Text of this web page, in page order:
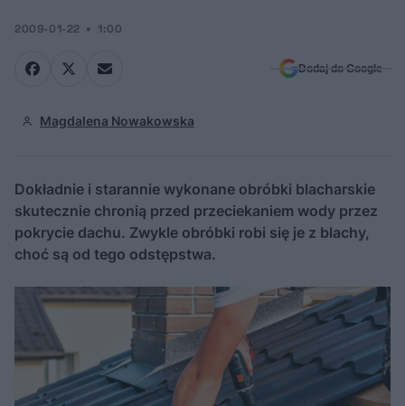
2009-01-22 1:00
Dodaj do Google
Magdalena Nowakowska
Dokładnie i starannie wykonane obróbki blacharskie
skutecznie chronią przed przeciekaniem wody przez
pokrycie dachu. Zwykle obróbki robi się je z blachy,
choć są od tego odstępstwa.